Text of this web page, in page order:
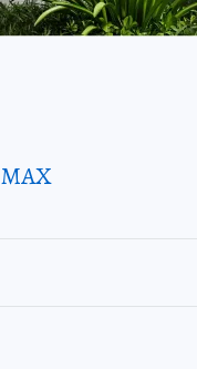
MAX